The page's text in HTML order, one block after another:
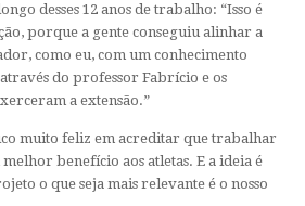
desses 12 anos de trabalho: “Isso é
porque a gente conseguiu alinhar a
como eu, com um conhecimento
do professor Fabrício e os
a extensão.”
muito feliz em acreditar que trabalhar
benefício aos atletas. E a ideia é
o que seja mais relevante é o nosso